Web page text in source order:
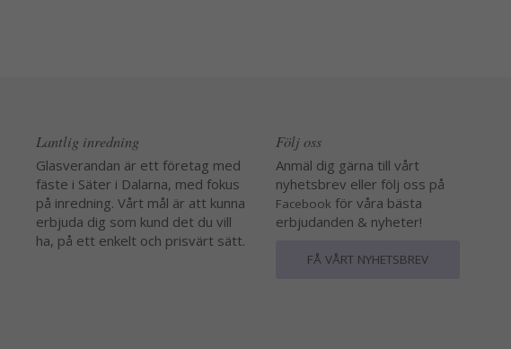
Lantlig inredning
Glasverandan är ett företag med
fäste i Säter i Dalarna, med fokus
på inredning. Vårt mål är att kunna
erbjuda dig som kund det du vill
ha, på ett enkelt och prisvärt sätt.
Följ oss
Anmäl dig gärna till vårt
nyhetsbrev eller följ oss på
Facebook för våra bästa
erbjudanden & nyheter!
FÅ VÅRT NYHETSBREV